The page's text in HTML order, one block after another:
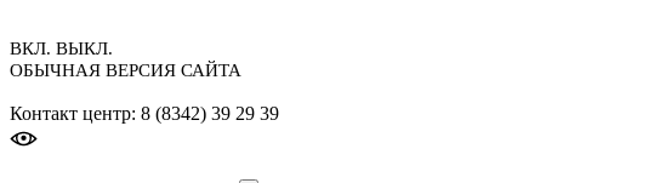
ВКЛ. ВЫКЛ.
ОБЫЧНАЯ ВЕРСИЯ САЙТА
Контакт центр: 8 (8342) 39 29 39